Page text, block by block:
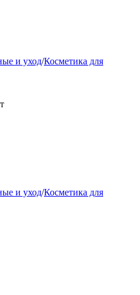
и уход/Косметика для
и уход/Косметика для